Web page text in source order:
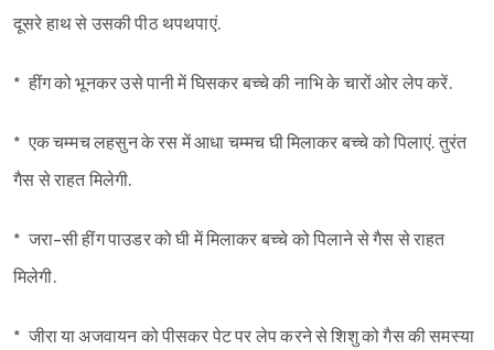
दूसरे हाथ से उसकी पीठ थपथपाएं.
* हींग को भूनकर उसे पानी में घिसकर बच्चे की नाभि के चारों ओर लेप करें.
* एक चम्मच लहसुन के रस में आधा चम्मच घी मिलाकर बच्चे को पिलाएं. तुरंत
गैस से राहत मिलेगी.
* जरा-सी हींग पाउडर को घी में मिलाकर बच्चे को पिलाने से गैस से राहत
मिलेगी.
* जीरा या अजवायन को पीसकर पेट पर लेप करने से शिशु को गैस की समस्या